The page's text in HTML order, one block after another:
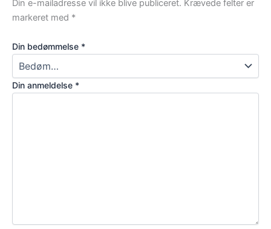
Din e-mailadresse vil ikke blive publiceret. Krævede felter er
markeret med *
Din bedømmelse *
Din anmeldelse *